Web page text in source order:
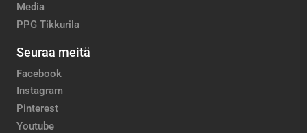
Media
PPG Tikkurila
Seuraa meitä
Facebook
Instagram
Pinterest
Youtube